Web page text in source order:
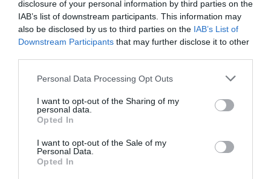
disclosure of your personal information by third parties on the
IAB’s list of downstream participants. This information may
also be disclosed by us to third parties on the IAB’s List of
Downstream Participants that may further disclose it to other
Personal Data Processing Opt Outs
I want to opt-out of the Sharing of my
personal data.
Opted In
I want to opt-out of the Sale of my
Personal Data.
Opted In
Enormes minucias
por Eulogio López